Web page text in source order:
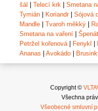
šál | Telecí krk | Smetana
Tymián | Koriandr| Sójová
Mandle | Tvaroh měkký |
Smetana na vaření | Špenát
Petržel kořenová | Fenykl |
Ananas | Avokádo |
Copyright ©
Všechna
Všeobecné smluvní